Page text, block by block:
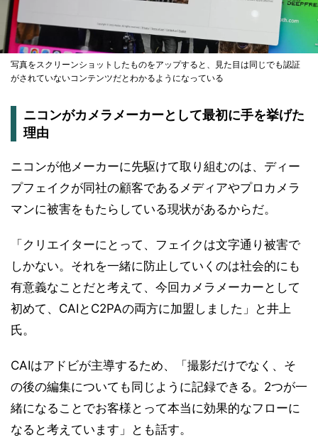
写真をスクリーンショットしたものをアップすると、見た目は同じでも認証
がされていないコンテンツだとわかるようになっている
ニコンがカメラメーカーとして最初に手を挙げた
理由
ニコンが他メーカーに先駆けて取り組むのは、ディー
プフェイクが同社の顧客であるメディアやプロカメラ
マンに被害をもたらしている現状があるからだ。
「クリエイターにとって、フェイクは文字通り被害で
しかない。それを一緒に防止していくのは社会的にも
有意義なことだと考えて、今回カメラメーカーとして
初めて、CAIとC2PAの両方に加盟しました」と井上
氏。
CAIはアドビが主導するため、「撮影だけでなく、そ
の後の編集についても同じように記録できる。2つが一
緒になることでお客様とって本当に効果的なフローに
なると考えています」とも話す。